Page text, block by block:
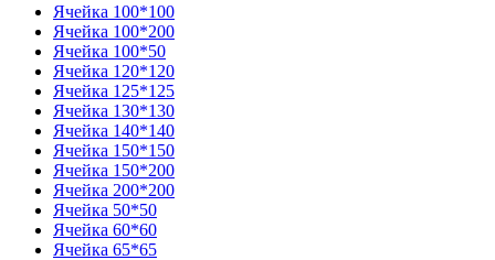
Ячейка 100*100
Ячейка 100*200
Ячейка 100*50
Ячейка 120*120
Ячейка 125*125
Ячейка 130*130
Ячейка 140*140
Ячейка 150*150
Ячейка 150*200
Ячейка 200*200
Ячейка 50*50
Ячейка 60*60
Ячейка 65*65